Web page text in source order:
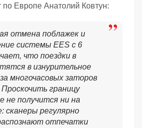
по Европе Анатолий Ковтун:
отмена поблажек и
системы EES с 6
что поездки в
в изнурительное
многочасовых заторов
границу
не получится ни на
сканеры регулярно
отпечатки